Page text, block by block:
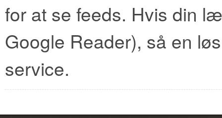
for at se feeds. Hvis din
Google Reader), så en
service.